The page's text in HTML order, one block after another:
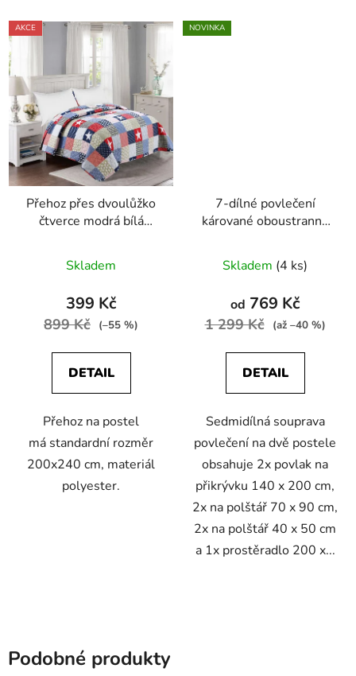
AKCE
Přehoz přes dvoulůžko
čtverce modrá bílá
Skladem
399 Kč
899 Kč (–55 %)
DETAIL
Přehoz na postel
má standardní rozměr
200x240 cm, materiál
polyester.
NOVINKA
7-dílné povlečení
kárované oboustranné
postele
Skladem (4 ks)
od 769 Kč
1 299 Kč (až –40 %)
DETAIL
Sedmidílná souprava
povlečení na dvě postele
obsahuje 2x povlak na
přikrývku 140 x 200 cm,
2x na polštář 70 x 90 cm,
2x na polštář 40 x 50 cm
a 1x prostěradlo 200 x...
Podobné produkty